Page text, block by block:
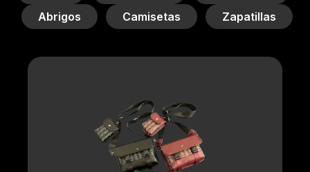
Abrigos
Camisetas Zapatillas